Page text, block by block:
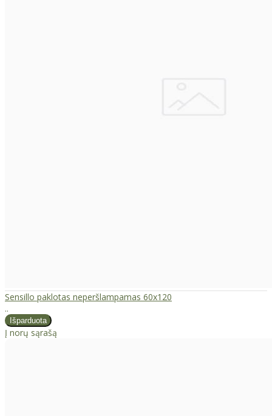
Sensillo paklotas neperšlampamas 60x120
..
Į norų sąrašą